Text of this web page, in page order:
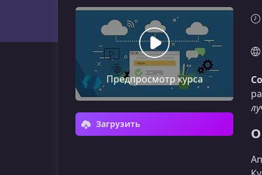
Предпросмотр курса
Загрузить